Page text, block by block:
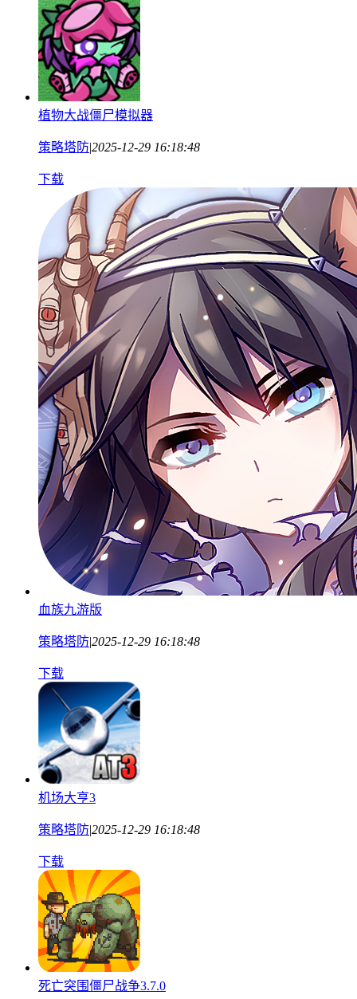
植物大战僵尸模拟器
策略塔防|2025-12-29 16:18:48
下载
血族九游版
策略塔防|2025-12-29 16:18:48
下载
机场大亨3
策略塔防|2025-12-29 16:18:48
下载
死亡突围僵尸战争3.7.0